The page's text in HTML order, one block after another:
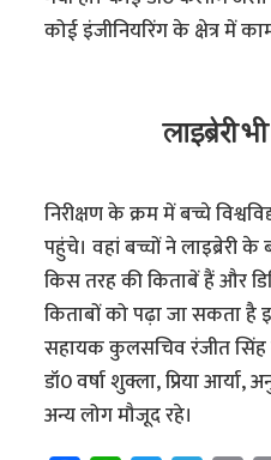
कोई इंजीनियरिंग के क्षेत्र में
लाइब्रेरी
निरीक्षण के क्रम में बच्चे
पहुंचे। वहां बच्चों ने लाइब्रेरी
किस तरह की किताबें हैं और
किताबों को पढ़ा जा सकता है
सहायक कुलसचिव रंजीत सिंह
डॉ0 वर्षा शुक्ला, प्रिया
अन्य लोग मौजूद रहे।